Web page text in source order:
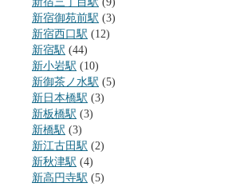
新宿御苑前駅 (3)
新宿西口駅 (12)
新宿駅 (44)
新小岩駅 (10)
新御茶ノ水駅 (5)
新日本橋駅 (3)
新板橋駅 (3)
新橋駅 (3)
新江古田駅 (2)
新秋津駅 (4)
新高円寺駅 (5)